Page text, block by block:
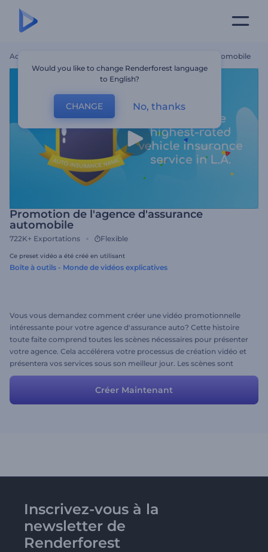
Accueil Promotion De L'agence D'assurance Automobile
Promotion de l'agence d'assurance
automobile
722K+ Exportations Flexible
Ce preset vidéo a été créé en utilisant
Boîte à outils - Monde de vidéos explicatives
Vous vous demandez comment créer une vidéo promotionnelle
intéressante pour votre agence d'assurance auto? Cette histoire
toute faite comprend toutes les scènes nécessaires pour présenter
votre agence. Cela accélérera votre processus de création vidéo et
présentera vos services sous son meilleur jour. Les scènes sont
flexibles et vous êtes libre de les éditer pour obtenir le résultat
Créer Maintenant
Inscrivez-vous à la
newsletter de
Renderforest
Would you like to change Renderforest language
to English?
CHANGE No, thanks